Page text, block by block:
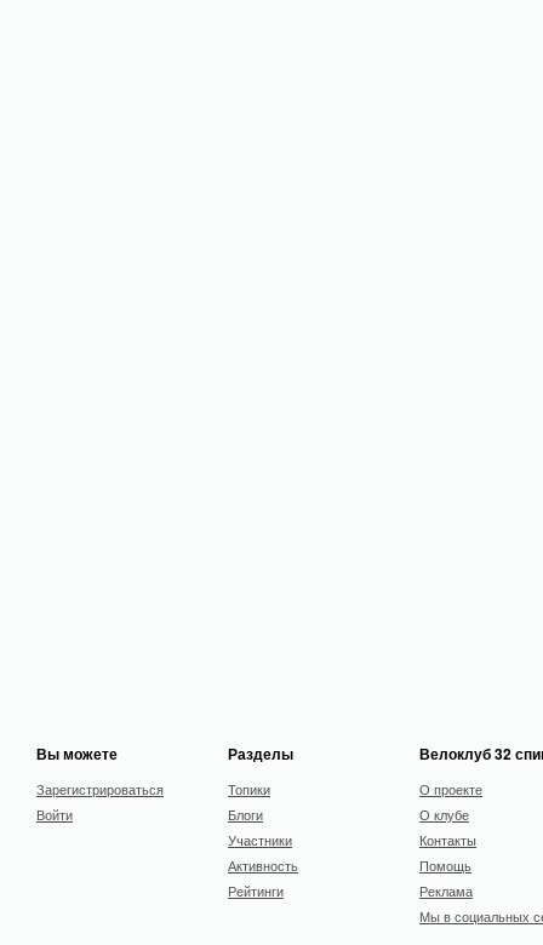
Вы можете
Зарегистрироваться
Войти
Разделы
Топики
Блоги
Участники
Активность
Рейтинги
Велоклуб 32
О проекте
О клубе
Контакты
Помощь
Реклама
Мы в социальных